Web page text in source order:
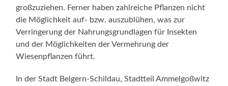
großzuziehen. Ferner haben zahlreiche Pflanzen nicht
die Möglichkeit auf- bzw. auszublühen, was zur
Verringerung der Nahrungsgrundlagen für Insekten
und der Möglichkeiten der Vermehrung der
Wiesenpflanzen führt.
In der Stadt Belgern-Schildau, Stadtteil Ammelgoßwitz